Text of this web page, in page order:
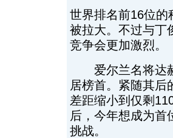
世界排名前16位的
被拉大。不过与丁
竞争会更加激烈。
爱尔兰名将达赫
居榜首。紧随其后
差距缩小到仅剩
后，今年想成为首
挑战。